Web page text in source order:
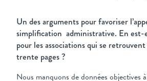
Un des arguments pour favoriser
simplification administrative. En
pour les associations qui se
trente pages ?
Nous manquons de données objectives